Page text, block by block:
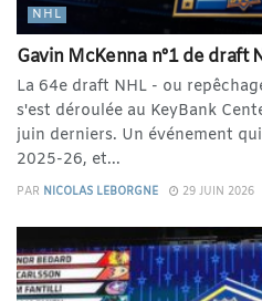
NHL
Gavin McKenna n°1 de draft
La 64e draft NHL - ou
s'est déroulée au KeyBank
juin derniers. Un événement
2025-26, et...
PAR NICOLAS LEBORGNE 29 JUIN 2026